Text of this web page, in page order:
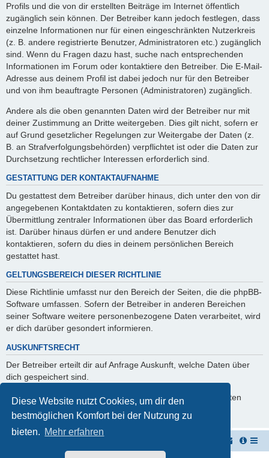
Diese Website nutzt Cookies, um dir den
bestmöglichen Komfort bei der Nutzung zu
bieten. Mehr erfahren
Profils und die von dir erstellten Beiträge im Internet öffentlich
zugänglich sein können. Der Betreiber kann jedoch festlegen, dass
einzelne Informationen nur für einen eingeschränkten Nutzerkreis
(z. B. andere registrierte Benutzer, Administratoren etc.) zugänglich
sind. Wenn du Fragen dazu hast, suche nach entsprechenden
Informationen im Forum oder kontaktiere den Betreiber. Die E-Mail-
Adresse aus deinem Profil ist dabei jedoch nur für den Betreiber
und von ihm beauftragte Personen (Administratoren) zugänglich.
Andere als die oben genannten Daten wird der Betreiber nur mit
deiner Zustimmung an Dritte weitergeben. Dies gilt nicht, sofern er
auf Grund gesetzlicher Regelungen zur Weitergabe der Daten (z.
B. an Strafverfolgungsbehörden) verpflichtet ist oder die Daten zur
Durchsetzung rechtlicher Interessen erforderlich sind.
GESTATTUNG DER KONTAKTAUFNAHME
Du gestattest dem Betreiber darüber hinaus, dich unter den von dir
angegebenen Kontaktdaten zu kontaktieren, sofern dies zur
Übermittlung zentraler Informationen über das Board erforderlich
ist. Darüber hinaus dürfen er und andere Benutzer dich
kontaktieren, sofern du dies in deinem persönlichen Bereich
gestattet hast.
GELTUNGSBEREICH DIESER RICHTLINIE
Diese Richtlinie umfasst nur den Bereich der Seiten, die die phpBB-
Software umfassen. Sofern der Betreiber in anderen Bereichen
seiner Software weitere personenbezogene Daten verarbeitet, wird
er dich darüber gesondert informieren.
AUSKUNFTSRECHT
Der Betreiber erteilt dir auf Anfrage Auskunft, welche Daten über
dich gespeichert sind.
Du kannst jederzeit die Löschung bzw. Sperrung deiner Daten
verlangen. Kontaktiere hierzu bitte den Betreiber.